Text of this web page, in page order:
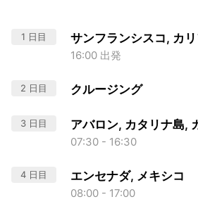
1 日目 サンフランシスコ, カ
16:00 出発
2 日目 クルージング
3 日目 アバロン, カタリナ島,
07:30 - 16:30
4 日目 エンセナダ, メキシコ
08:00 - 17:00